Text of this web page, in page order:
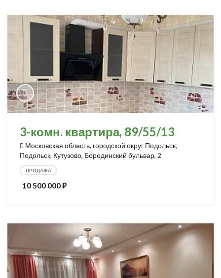
3-комн. квартира, 89/55/13
Московская область, городской округ Подольск,
Подольск, Кутузово, Бородинский бульвар, 2
ПРОДАЖА
10 500 000⃏